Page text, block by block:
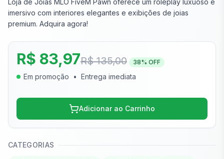
Loja de Joias MLO FiveM Pawn oferece um roleplay luxuoso e
imersivo com interiores elegantes e exibições de joias
premium. Adquira agora!
R$ 83,97R$ 135,00 38% OFF
Em promoção • Entrega imediata
Adicionar ao Carrinho
CATEGORIAS